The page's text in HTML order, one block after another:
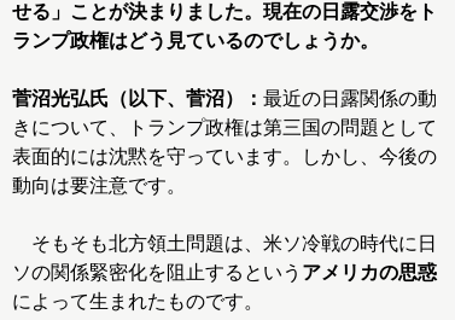
せる」ことが決まりました。現在の日露交渉をト
ランプ政権はどう見ているのでしょうか。
菅沼光弘氏（以下、菅沼）： 最近の日露関係の動
きについて、トランプ政権は第三国の問題として
表面的には沈黙を守っています。しかし、今後の
動向は要注意です。
そもそも北方領土問題は、米ソ冷戦の時代に日
ソの関係緊密化を阻止するという アメリカの思惑
によって生まれたものです。